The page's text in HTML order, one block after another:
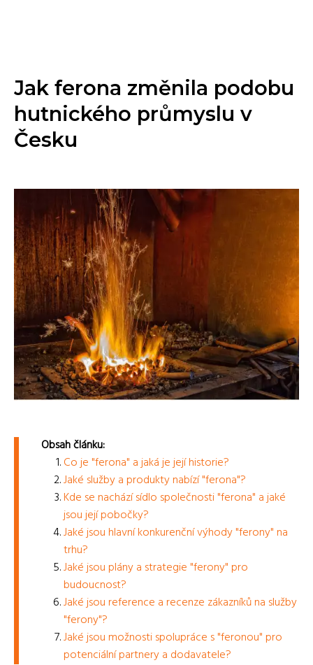
Jak ferona změnila podobu
hutnického průmyslu v
Česku
Obsah článku:
Co je "ferona" a jaká je její historie?
Jaké služby a produkty nabízí "ferona"?
Kde se nachází sídlo společnosti "ferona" a jaké
jsou její pobočky?
Jaké jsou hlavní konkurenční výhody "ferony" na
trhu?
Jaké jsou plány a strategie "ferony" pro
budoucnost?
Jaké jsou reference a recenze zákazníků na služby
"ferony"?
Jaké jsou možnosti spolupráce s "feronou" pro
potenciální partnery a dodavatele?